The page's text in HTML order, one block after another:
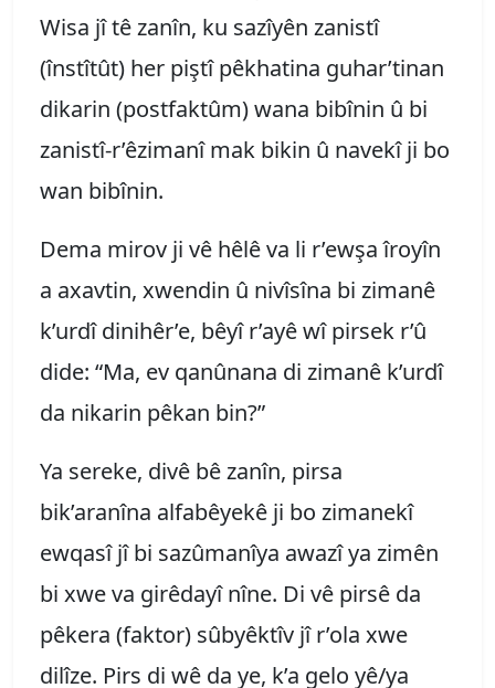
Wisa jî tê zanîn, ku sazîyên zanistî
(înstîtût) her piştî pêkhatina guhar’tinan
dikarin (postfaktûm) wana bibînin û bi
zanistî-r’êzimanî mak bikin û navekî ji bo
wan bibînin.
Dema mirov ji vê hêlê va li r’ewşa îroyîn
a axavtin, xwendin û nivîsîna bi zimanê
k’urdî dinihêr’e, bêyî r’ayê wî pirsek r’û
dide: “Ma, ev qanûnana di zimanê k’urdî
da nikarin pêkan bin?”
Ya sereke, divê bê zanîn, pirsa
bik’aranîna alfabêyekê ji bo zimanekî
ewqasî jî bi sazûmanîya awazî ya zimên
bi xwe va girêdayî nîne. Di vê pirsê da
pêkera (faktor) sûbyêktîv jî r’ola xwe
dilîze. Pirs di wê da ye, k’a gelo yê/ya